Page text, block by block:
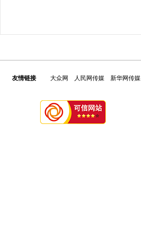
友情链接 大众网 人民网传媒 新华网传媒